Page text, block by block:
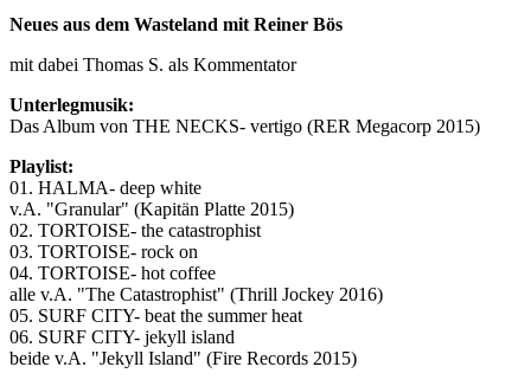
Neues aus dem Wasteland mit Reiner Bös
mit dabei Thomas S. als Kommentator
Unterlegmusik:
Das Album von THE NECKS- vertigo (RER Megacorp 2015)
Playlist:
01. HALMA- deep white
v.A. "Granular" (Kapitän Platte 2015)
02. TORTOISE- the catastrophist
03. TORTOISE- rock on
04. TORTOISE- hot coffee
alle v.A. "The Catastrophist" (Thrill Jockey 2016)
05. SURF CITY- beat the summer heat
06. SURF CITY- jekyll island
beide v.A. "Jekyll Island" (Fire Records 2015)